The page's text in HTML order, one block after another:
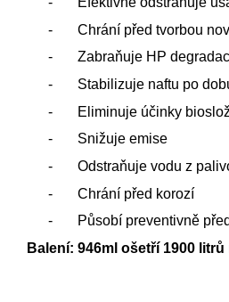
-
Chrání před tvorbou
-
Zabraňuje HP
-
Stabilizuje naftu po
-
Eliminuje účinky
-
Snižuje emise
-
Odstraňuje vodu z
-
Chrání před korozí
-
Působí preventivně
Balení: 946ml ošetří 1900